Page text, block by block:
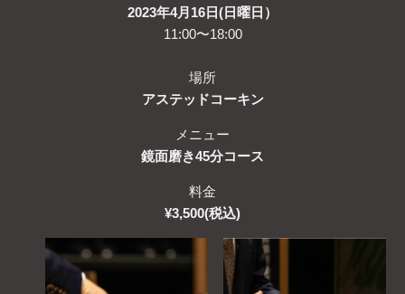
2023年4月16日(日曜日）
11:00〜18:00
場所
アステッドコーキン
メニュー
鏡面磨き45分コース
料金
¥3,500(税込)